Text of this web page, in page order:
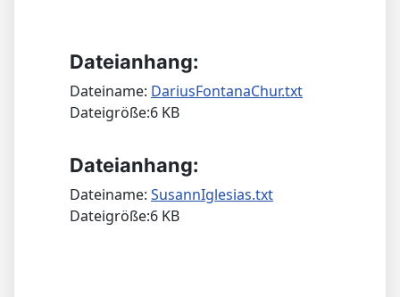
Dateianhang:
Dateiname: DariusFontanaChur.txt
Dateigröße:6 KB
Dateianhang:
Dateiname: SusannIglesias.txt
Dateigröße:6 KB